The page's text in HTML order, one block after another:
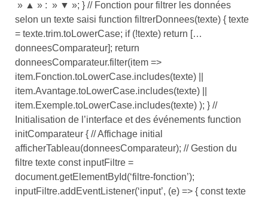
» ▲ » : » ▼ »; } // Fonction pour filtrer les données
selon un texte saisi function filtrerDonnees(texte) { texte
= texte.trim.toLowerCase; if (!texte) return […
donneesComparateur]; return
donneesComparateur.filter(item =>
item.Fonction.toLowerCase.includes(texte) ||
item.Avantage.toLowerCase.includes(texte) ||
item.Exemple.toLowerCase.includes(texte) ); } //
Initialisation de l’interface et des événements function
initComparateur { // Affichage initial
afficherTableau(donneesComparateur); // Gestion du
filtre texte const inputFiltre =
document.getElementById(‘filtre-fonction’);
inputFiltre.addEventListener(‘input’, (e) => { const texte